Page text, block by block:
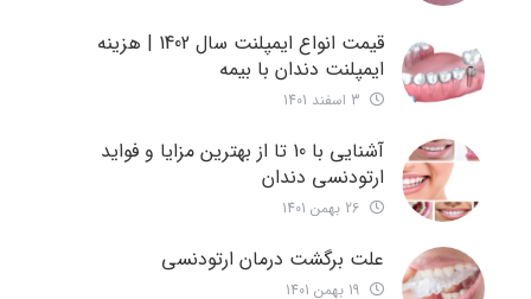
قیمت انواع ایمپلنت سال 1402 | هزینه
ایمپلنت دندان با بیمه
آشنایی با 10 تا از بهترین مزایا و فواید
ارتودنسی دندان
علت برگشت درمان ارتودنسی